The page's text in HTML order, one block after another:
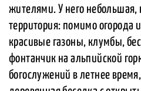
жителями. У него небольшая,
территория: помимо огорода
красивые газоны, клумбы,
фонтанчик на альпийской
богослужений в летнее